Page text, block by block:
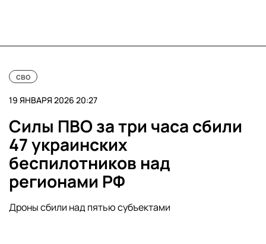
сво
19 ЯНВАРЯ 2026 20:27
Силы ПВО за три часа сбили
47 украинских
беспилотников над
регионами РФ
Дроны сбили над пятью субъектами